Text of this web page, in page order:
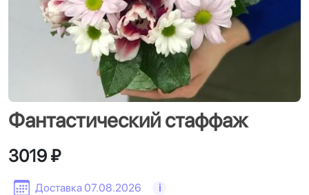
Фантастический стаффаж
Доставка 07.08.2026 i
3019 ₽